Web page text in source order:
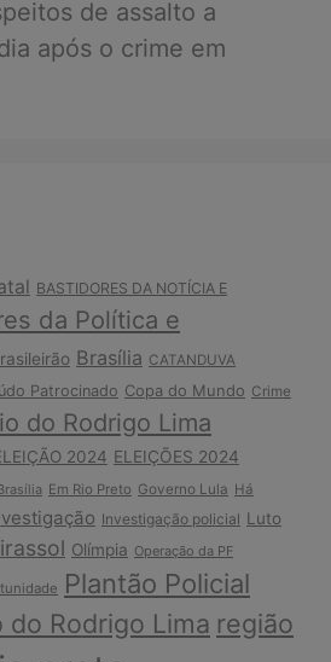
de assalto a
após o crime em
BASTIDORES DA NOTÍCIA E
da Política e
Brasília CATANDUVA
Patrocinado Copa do Mundo Crime
do Rodrigo Lima
2024 ELEIÇÕES 2024
Em Rio Preto Governo Lula Há
Investigação policial Luto
Olímpia Operação da PF
Plantão Policial
do Rodrigo Lima região